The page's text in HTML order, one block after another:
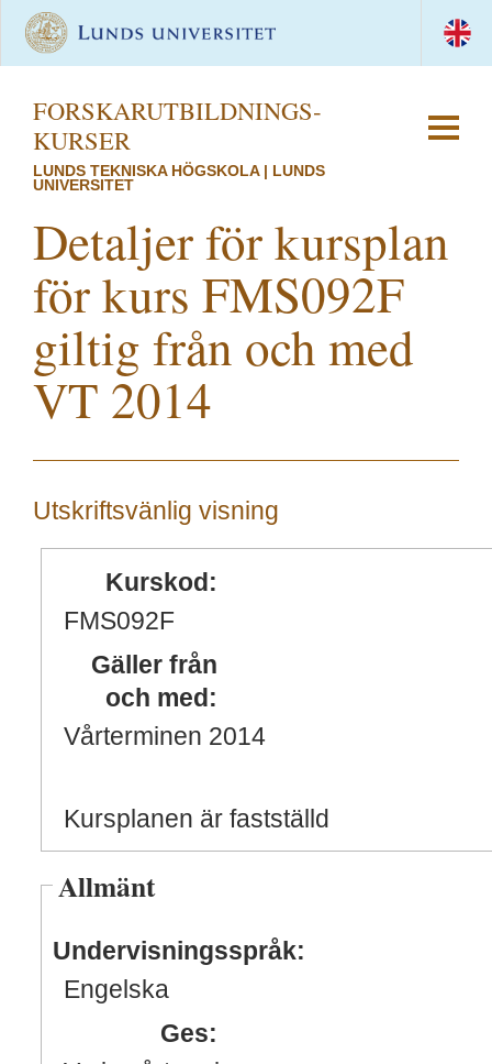
FORSKAR­UTBILDNINGS­
KURSER
LUNDS TEKNISKA HÖGSKOLA | LUNDS
UNIVERSITET
Detaljer för kursplan
för kurs FMS092F
giltig från och med
VT 2014
Utskriftsvänlig visning
Kurskod:
FMS092F
Gäller från
och med:
Vårterminen 2014
Kursplanen är fastställd
Allmänt
Undervisningsspråk:
Engelska
Ges: